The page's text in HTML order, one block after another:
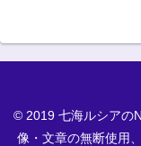
© 2019 七海ルシアの
像・文章の無断使用